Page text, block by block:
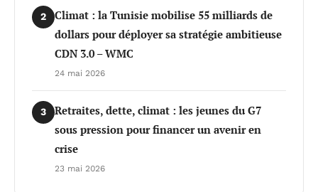
2
Climat : la Tunisie mobilise 55 milliards de
dollars pour déployer sa stratégie ambitieuse
CDN 3.0 – WMC
24 mai 2026
3
Retraites, dette, climat : les jeunes du G7
sous pression pour financer un avenir en
crise
23 mai 2026